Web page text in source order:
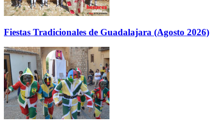
Fiestas Tradicionales de Guadalajara (Agosto 2026)